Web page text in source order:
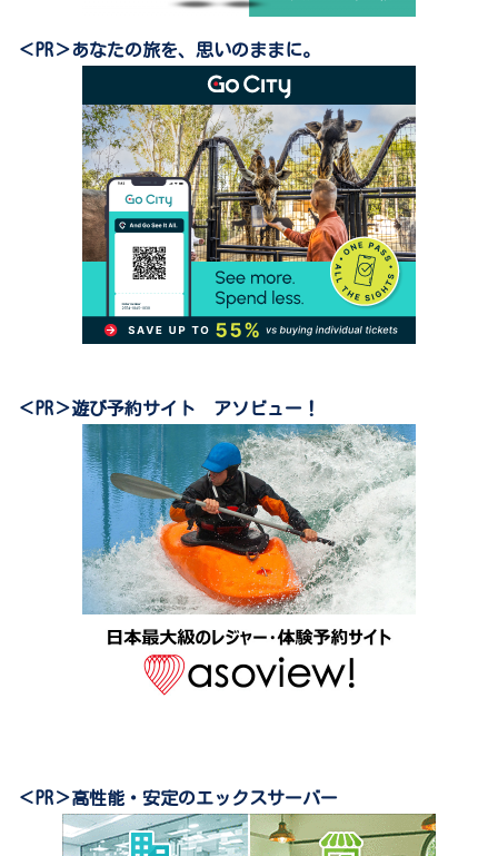
＜PR＞あなたの旅を、思いのままに。
＜PR＞遊び予約サイト アソビュー！
＜PR＞高性能・安定のエックスサーバー